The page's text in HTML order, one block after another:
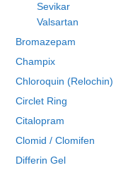
Sevikar
Valsartan
Bromazepam
Champix
Chloroquin (Relochin)
Circlet Ring
Citalopram
Clomid / Clomifen
Differin Gel